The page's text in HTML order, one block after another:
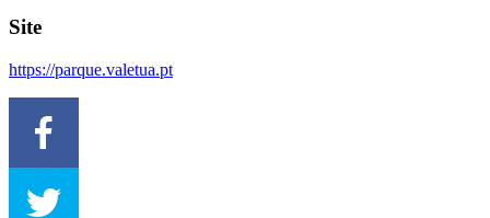
Site
https://parque.valetua.pt